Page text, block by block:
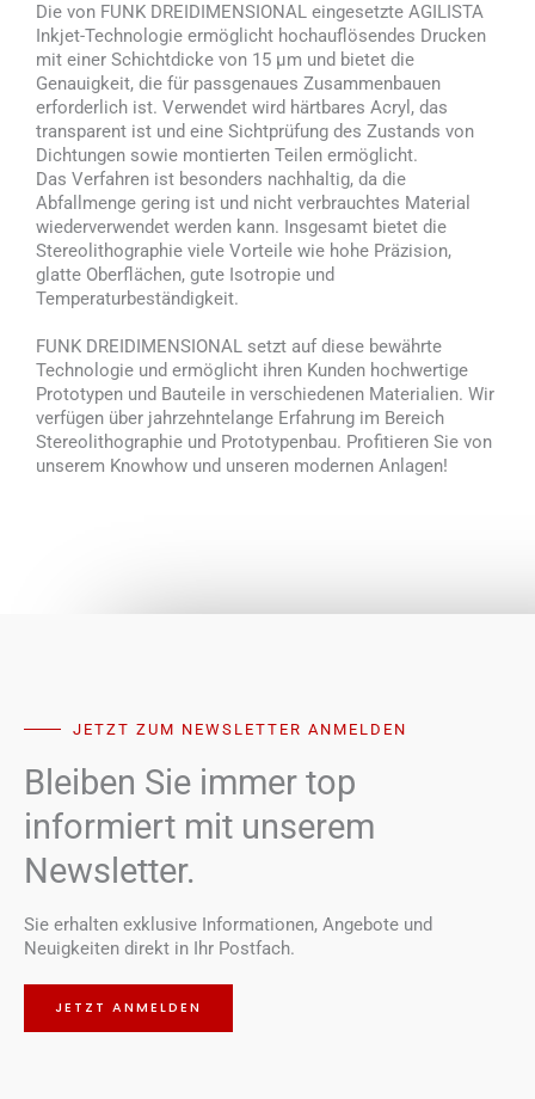
Die von FUNK DREIDIMENSIONAL eingesetzte AGILISTA
Inkjet-Technologie ermöglicht hochauflösendes Drucken
mit einer Schichtdicke von 15 µm und bietet die
Genauigkeit, die für passgenaues Zusammenbauen
erforderlich ist. Verwendet wird härtbares Acryl, das
transparent ist und eine Sichtprüfung des Zustands von
Dichtungen sowie montierten Teilen ermöglicht.
Das Verfahren ist besonders nachhaltig, da die
Abfallmenge gering ist und nicht verbrauchtes Material
wiederverwendet werden kann. Insgesamt bietet die
Stereolithographie viele Vorteile wie hohe Präzision,
glatte Oberflächen, gute Isotropie und
Temperaturbeständigkeit.
FUNK DREIDIMENSIONAL setzt auf diese bewährte
Technologie und ermöglicht ihren Kunden hochwertige
Prototypen und Bauteile in verschiedenen Materialien. Wir
verfügen über jahrzehntelange Erfahrung im Bereich
Stereolithographie und Prototypenbau. Profitieren Sie von
unserem Knowhow und unseren modernen Anlagen!
JETZT ZUM NEWSLETTER ANMELDEN
Bleiben Sie immer top
informiert mit unserem
Newsletter.
Sie erhalten exklusive Informationen, Angebote und
Neuigkeiten direkt in Ihr Postfach.
JETZT ANMELDEN